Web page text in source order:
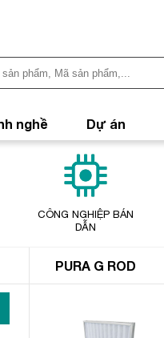
nghề Dự án
CÔNG NGHIỆP BÁN
DẪN
PURA G ROD